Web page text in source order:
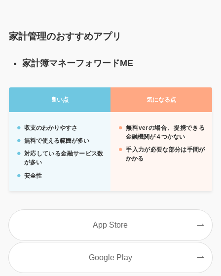
家計管理のおすすめアプリ
家計簿マネーフォワードME
良い点 気になる点
収支のわかりやすさ
無料で使える範囲が多い
対応している金融サービス数
が多い
安全性
無料verの場合、提携できる
金融機関が４つかない
手入力が必要な部分は手間が
かかる
App Store
Google Play